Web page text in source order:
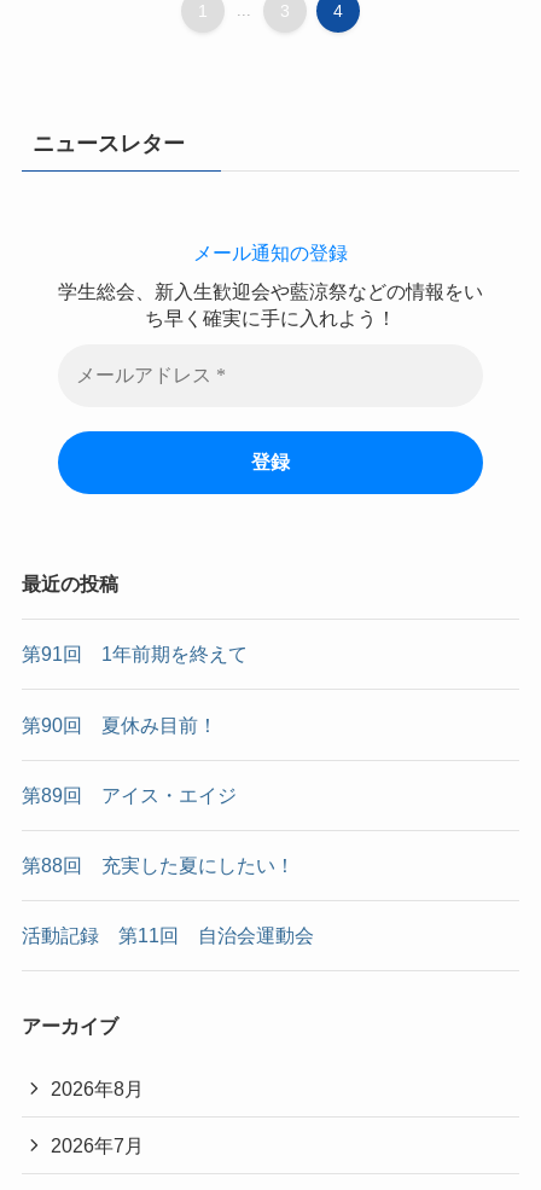
1 ... 3 4
ニュースレター
メール通知の登録
学生総会、新入生歓迎会や藍涼祭などの情報をい
ち早く確実に手に入れよう！
最近の投稿
第91回 1年前期を終えて
第90回 夏休み目前！
第89回 アイス・エイジ
第88回 充実した夏にしたい！
活動記録 第11回 自治会運動会
アーカイブ
2026年8月
2026年7月